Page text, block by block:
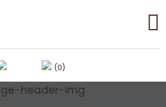
(0)